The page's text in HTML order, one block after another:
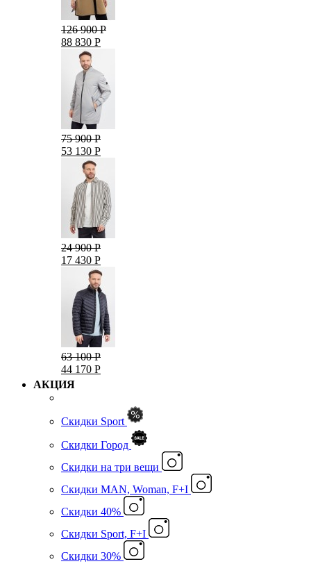
126 900 Р
88 830 Р
75 900 Р
53 130 Р
24 900 Р
17 430 Р
63 100 Р
44 170 Р
АКЦИЯ
Скидки Sport
Скидки Город
Cкидки на три вещи
Скидки MAN, Woman, F+I
Скидки 40%
Скидки Sport, F+I
Скидки 30%